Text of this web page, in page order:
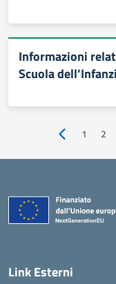
Informazioni
Scuola
Pagina
1 2
Link Esterni